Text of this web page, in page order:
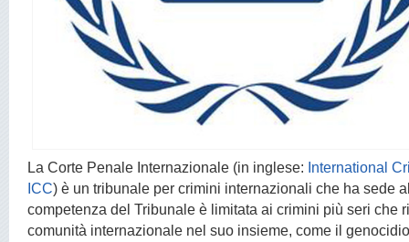
La Corte Penale Internazionale (in inglese: International
ICC) è un tribunale per crimini internazionali che ha sede
competenza del Tribunale è limitata ai crimini più seri che
comunità internazionale nel suo insieme, come il